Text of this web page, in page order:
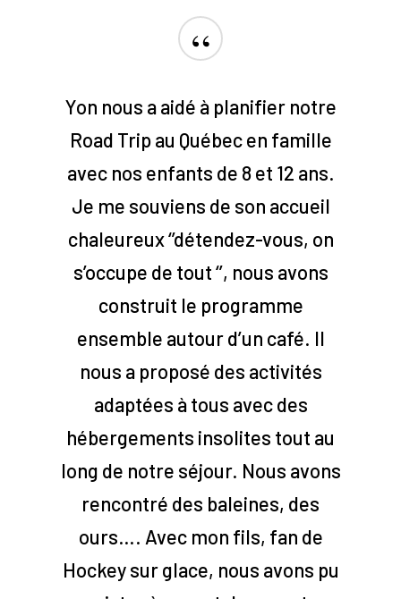
“
Yon nous a aidé à planifier notre
Road Trip au Québec en famille
avec nos enfants de 8 et 12 ans.
Je me souviens de son accueil
chaleureux ‘’détendez-vous, on
s’occupe de tout ‘’, nous avons
construit le programme
ensemble autour d’un café. Il
nous a proposé des activités
adaptées à tous avec des
hébergements insolites tout au
long de notre séjour. Nous avons
rencontré des baleines, des
ours…. Avec mon fils, fan de
Hockey sur glace, nous avons pu